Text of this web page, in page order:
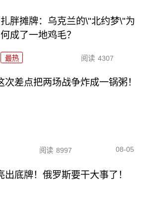
扎胖摊牌：乌克兰的\"北约梦\"为
何成了一地鸡毛？
最热 阅读 4307
差点把两场战争炸成一锅粥！
阅读 8997 08-05
出底牌！俄罗斯要干大事了！